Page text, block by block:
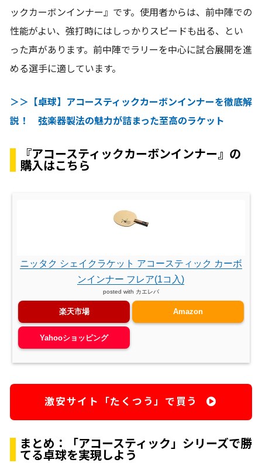
ックカーボンインナー』です。使用者からは、前中陣での
性能がよい、強打時にはしっかりスピードも出る、とい
った声があります。前中陣でラリーを中心に試合展開を進
める選手に適しています。
＞＞【卓球】アコースティックカーボンインナーを徹底解
説！ 弦楽器製法の魅力が詰まった至高のラケット
『アコースティックカーボンインナー』の
購入はこちら
ニッタク シェイクラケット アコースティック カーボ
ンインナー フレア(1コ入)
posted with カエレバ
楽天市場 Amazon
Yahooショッピング
激安サイト「たくつう」で買う
まとめ：「アコースティック」シリーズで勝
てる卓球を実現しよう